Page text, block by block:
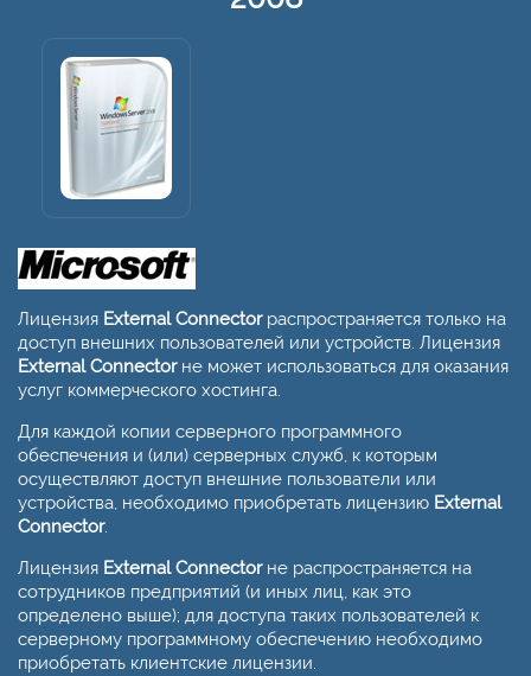
Лицензия External Connectorраспространяется только на
доступ внешних пользователей или устройств. Лицензия
External Connectorне может использоваться для оказания
услуг коммерческого хостинга.
Для каждой копии серверного программного
обеспечения и (или) серверных служб, к которым
осуществляют доступ внешние пользователи или
устройства, необходимо приобретать лицензию External
Connector.
Лицензия External Connectorне распространяется на
сотрудников предприятий (и иных лиц, как это
определено выше); для доступа таких пользователей к
серверному программному обеспечению необходимо
приобретать клиентские лицензии.